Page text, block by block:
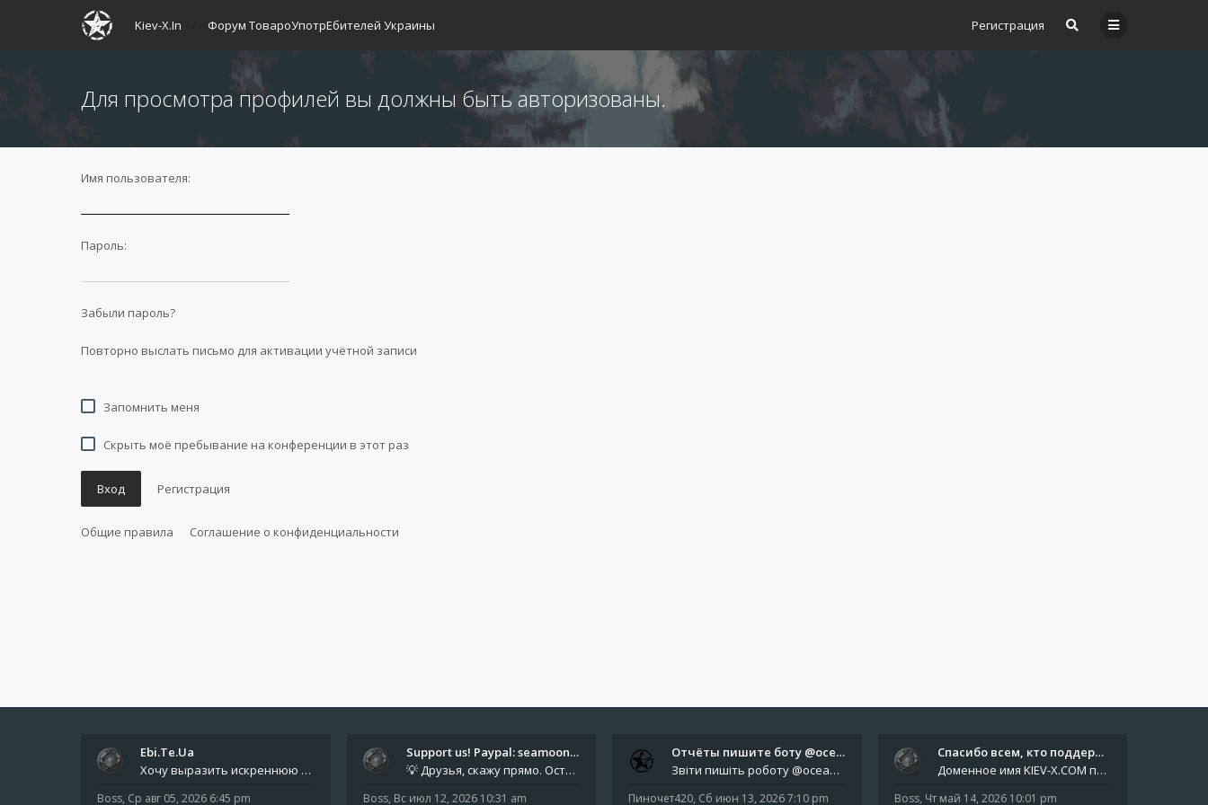
Регистрация
Kiev-X.In Форум ТовароУпотрЕбителей Украины
Для просмотра профилей вы должны быть авторизованы.
Имя пользователя:
Пароль:
Забыли пароль?
Повторно выслать письмо для активации учётной записи
Запомнить меня
Скрыть моё пребывание на конференции в этот раз
Вход Регистрация
Общие правила Соглашение о конфиденциальности
Ebi.Te.Ua
Хочу выразить искреннюю благодарность всем анонимным пользователям, которые поддержали наше сообщество финансово. Благод
Boss, Ср авг 05, 2026 6:45 pm
Support us! Paypal: seamoonpa…
💡 Друзья, скажу прямо. Осталось мало времени. За это время нам нужно закрыть последние обязательные расходы: около 500
Boss, Вс июл 12, 2026 10:31 am
Отчёты пишите боту @oceanfish…
Звіти пишіть роботу @oceanfishbotbot Друзі, важливе повідомлення для учасників форума. Основне звернення опублікован
Пиночет420, Сб июн 13, 2026 7:10 pm
Спасибо всем, кто поддерживае…
Доменное имя KIEV-X.COM продлено до третьей декады августа 2027 года! Спасибо всем анонимным пользователям, которые по
Boss, Чт май 14, 2026 10:01 pm